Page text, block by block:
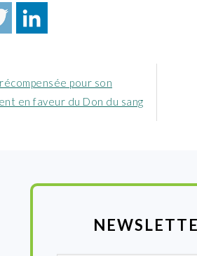
pour son
en faveur du Don du sang